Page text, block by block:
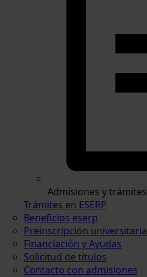
Admisiones y trámites
Trámites en ESERP
Beneficios eserp
Preinscripción universitaria
Financiación y Ayudas
Solicitud de títulos
Contacto con admisiones